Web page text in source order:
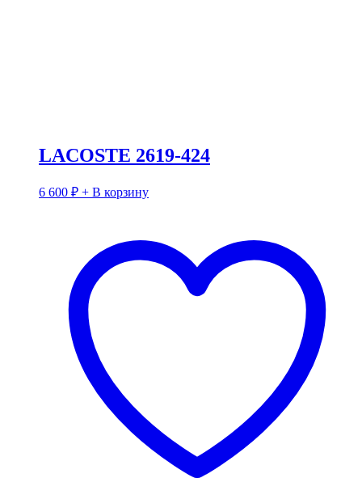
LACOSTE 2619-424
6 600 ₽ + В корзину